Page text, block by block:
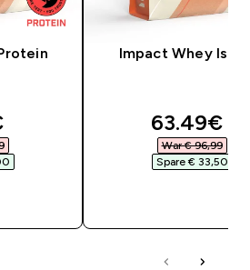
price
Impact Whey
63.49€‎
War € 96,99‎
Spare € 33,50‎